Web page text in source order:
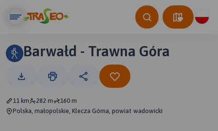
Barwałd - Trawna Góra
11 km 282 m
160 m
Polska, małopolskie, Klecza Górna, powiat wadowicki